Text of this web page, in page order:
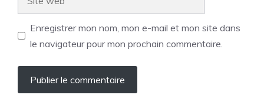
Enregistrer mon nom, mon e-mail et mon site dans
le navigateur pour mon prochain commentaire.